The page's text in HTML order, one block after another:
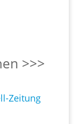
>>>
Zeitung